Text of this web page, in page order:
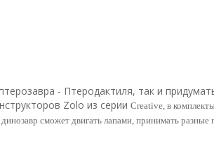
- Птеродактиля, так и
Zolo из серии Creative, в
сможет двигать лапами, принимать разные